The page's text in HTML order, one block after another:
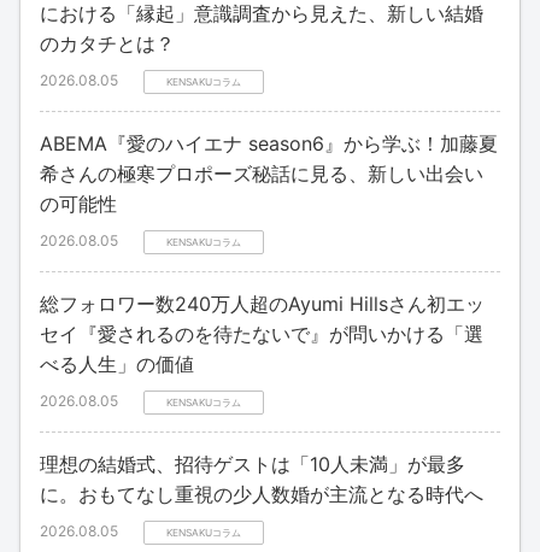
における「縁起」意識調査から見えた、新しい結婚
のカタチとは？
2026.08.05 KENSAKUコラム
ABEMA『愛のハイエナ season6』から学ぶ！加藤夏
希さんの極寒プロポーズ秘話に見る、新しい出会い
の可能性
2026.08.05 KENSAKUコラム
総フォロワー数240万人超のAyumi Hillsさん初エッ
セイ『愛されるのを待たないで』が問いかける「選
べる人生」の価値
2026.08.05 KENSAKUコラム
理想の結婚式、招待ゲストは「10人未満」が最多
に。おもてなし重視の少人数婚が主流となる時代へ
2026.08.05 KENSAKUコラム